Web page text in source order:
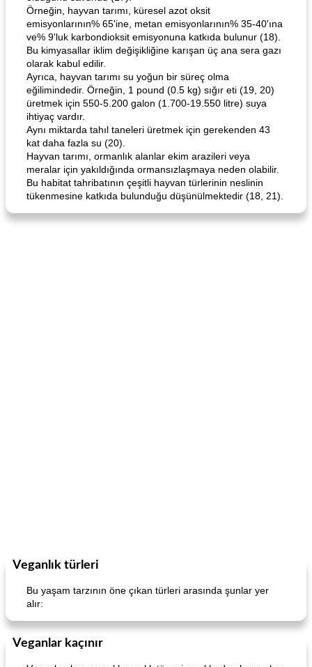
Örneğin, hayvan tarımı, küresel azot oksit
emisyonlarının% 65'ine, metan emisyonlarının% 35-40'ına
ve% 9'luk karbondioksit emisyonuna katkıda bulunur (18).
Bu kimyasallar iklim değişikliğine karışan üç ana sera gazı
olarak kabul edilir.
Ayrıca, hayvan tarımı su yoğun bir süreç olma
eğilimindedir. Örneğin, 1 pound (0.5 kg) sığır eti (19, 20)
üretmek için 550-5.200 galon (1.700-19.550 litre) suya
ihtiyaç vardır.
Aynı miktarda tahıl taneleri üretmek için gerekenden 43
kat daha fazla su (20).
Hayvan tarımı, ormanlık alanlar ekim arazileri veya
meralar için yakıldığında ormansızlaşmaya neden olabilir.
Bu habitat tahribatının çeşitli hayvan türlerinin neslinin
tükenmesine katkıda bulunduğu düşünülmektedir (18, 21).
Veganlık türleri
Bu yaşam tarzının öne çıkan türleri arasında şunlar yer
alır:
Veganlar kaçınır